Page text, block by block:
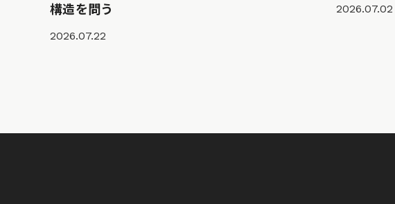
構造を問う
2026.07.22
2026.07.02